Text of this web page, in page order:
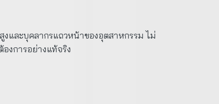
และบุคลากรแถวหน้าของอุตสาหกรรม ไม่
งการอย่างแท้จริง